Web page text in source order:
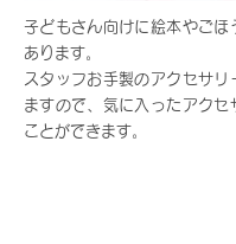
子どもさん向けに絵本やごほ
あります。
スタッフお手製のアクセサリ
ますので、気に入ったアクセ
ことができます。